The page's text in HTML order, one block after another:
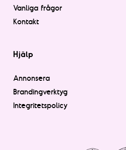
Vanliga frågor
Kontakt
Hjälp
Annonsera
Brandingverktyg
Integritetspolicy